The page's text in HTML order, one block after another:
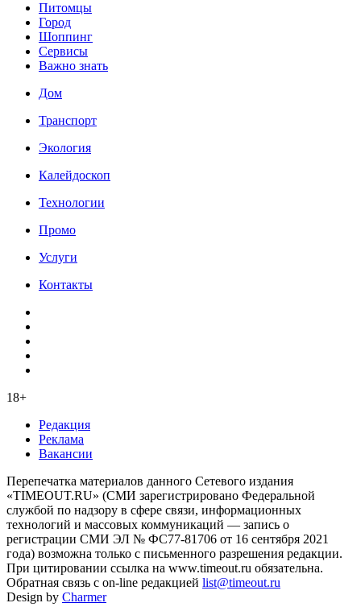
Питомцы
Город
Шоппинг
Сервисы
Важно знать
Дом
Транспорт
Экология
Калейдоскоп
Технологии
Промо
Услуги
Контакты
18+
Редакция
Реклама
Вакансии
Перепечатка материалов данного Сетевого издания
«TIMEOUT.RU» (СМИ зарегистрировано Федеральной
службой по надзору в сфере связи, информационных
технологий и массовых коммуникаций — запись о
регистрации СМИ ЭЛ № ФС77-81706 от 16 сентября 2021
года) возможна только с письменного разрешения редакции.
При цитировании ссылка на www.timeout.ru обязательна.
Обратная связь с on-line редакцией list@timeout.ru
Design by Charmer